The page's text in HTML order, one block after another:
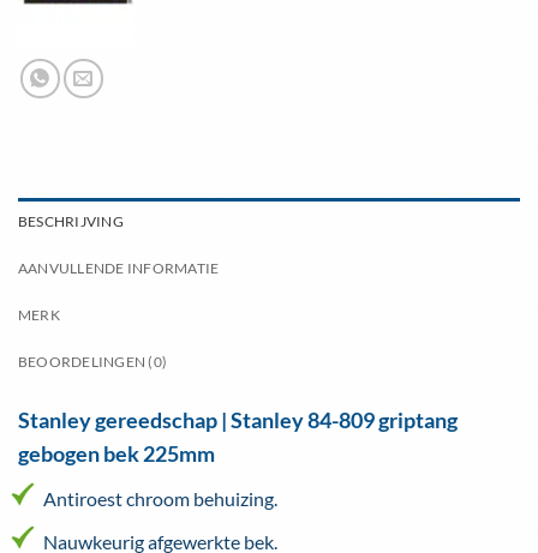
BESCHRIJVING
AANVULLENDE INFORMATIE
MERK
BEOORDELINGEN (0)
Stanley gereedschap | Stanley 84-809 griptang
gebogen bek 225mm
Antiroest chroom behuizing.
Nauwkeurig afgewerkte bek.